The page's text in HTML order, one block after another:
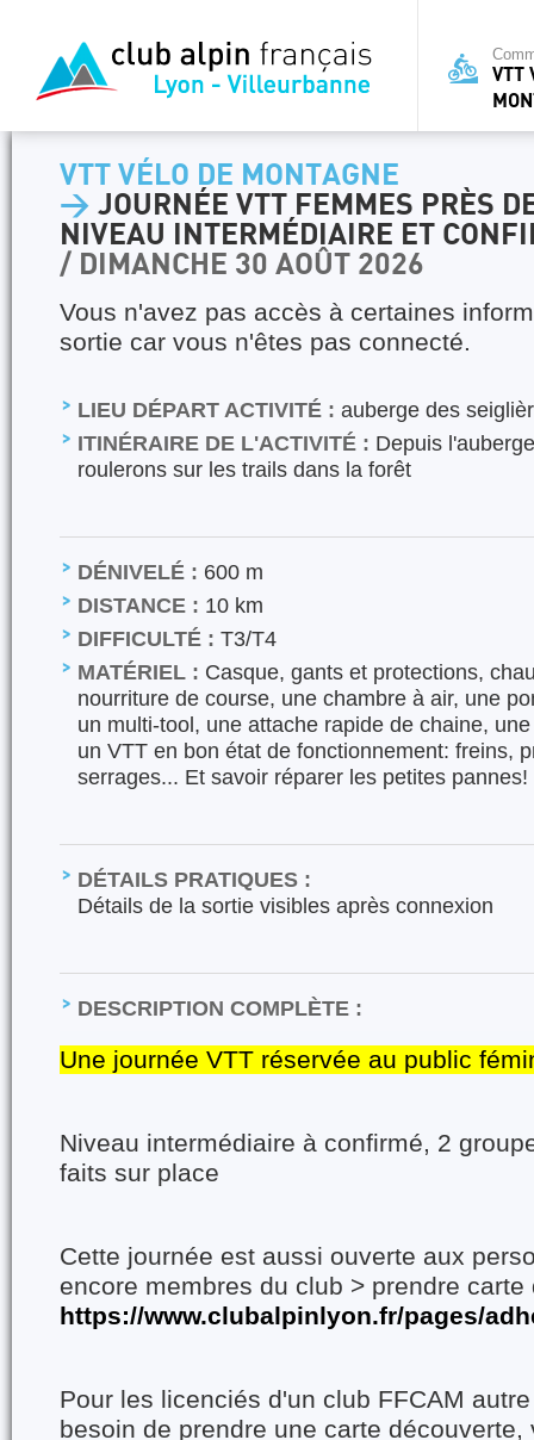
VTT
VTT VÉLO DE MONTAGNE
> JOURNÉE VTT FEMMES PRÈS
NIVEAU INTERMÉDIAIRE ET
/ DIMANCHE 30 AOÛT 2026
Vous n'avez pas accès à certaines
sortie car vous n'êtes pas connecté.
LIEU DÉPART ACTIVITÉ : auberge des
ITINÉRAIRE DE L'ACTIVITÉ : Depuis
roulerons sur les trails dans la forêt
DÉNIVELÉ : 600 m
DISTANCE : 10 km
DIFFICULTÉ : T3/T4
MATÉRIEL : Casque, gants et protections,
nourriture de course, une chambre à air, une
un multi-tool, une attache rapide de chaine,
un VTT en bon état de fonctionnement: freins,
serrages... Et savoir réparer les petites pannes!
DÉTAILS PRATIQUES :
Détails de la sortie visibles après connexion
DESCRIPTION COMPLÈTE :
Une journée VTT réservée au public
Niveau intermédiaire à confirmé, 2
faits sur place
Cette journée est aussi ouverte aux
encore membres du club > prendre
https://www.clubalpinlyon.fr/pages/
Pour les licenciés d'un club FFCAM
besoin de prendre une carte